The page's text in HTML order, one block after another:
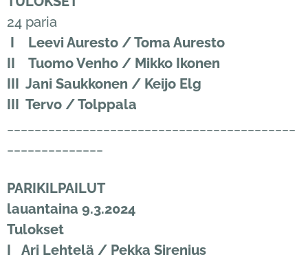
24 paria
I Leevi Auresto / Toma Auresto
II Tuomo Venho / Mikko Ikonen
III Jani Saukkonen / Keijo Elg
III Tervo / Tolppala
PARIKILPAILUT
lauantaina 9.3.2024
Tulokset
I Ari Lehtelä / Pekka Sirenius